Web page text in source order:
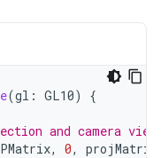
(gl : GL10)
{
and camera
, 0, projMatrix